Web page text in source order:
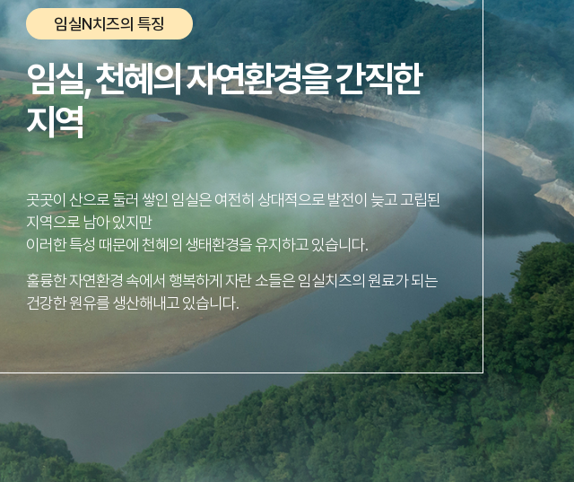
임실N치즈의 특징
임실, 천혜의 자연환경을 간직한
지역
곳곳이 산으로 둘러 쌓인 임실은 여전히 상대적으로 발전이 늦고 고립된
지역으로 남아 있지만
이러한 특성 때문에 천혜의 생태환경을 유지하고 있습니다.
훌륭한 자연환경 속에서 행복하게 자란 소들은 임실치즈의 원료가 되는
건강한 원유를 생산해내고 있습니다.